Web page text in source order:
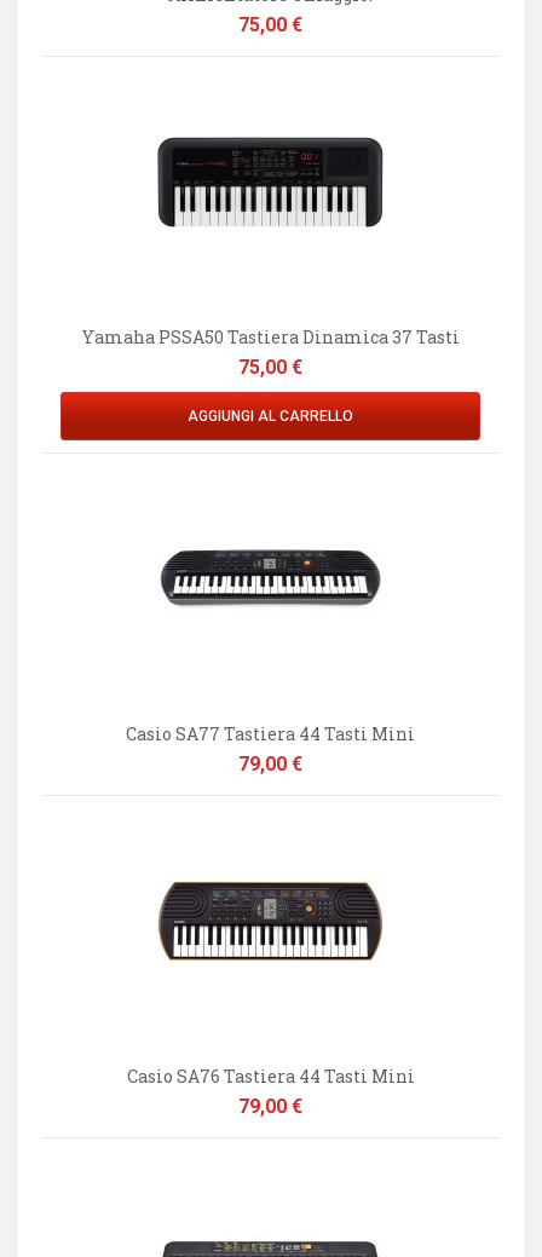
Prezzo
75,00 €
Yamaha PSSA50 Tastiera Dinamica 37 Tasti
Prezzo
75,00 €
AGGIUNGI AL CARRELLO
Casio SA77 Tastiera 44 Tasti Mini
Prezzo
79,00 €
Casio SA76 Tastiera 44 Tasti Mini
Prezzo
79,00 €